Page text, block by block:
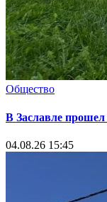
Общество
В Заславле
04.08.26 15:45